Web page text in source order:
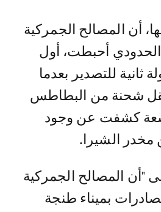
أن المصالح الجمركية
أحبطت، أول
ثانية للتصدير بعدما
شحنة من البطاطس
كشفت عن وجود
"أن المصالح الجمركية
بميناء طنجة